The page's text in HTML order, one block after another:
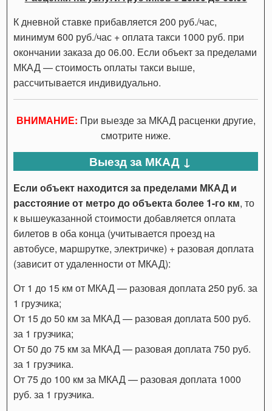
К дневной ставке прибавляется 200 руб./час,
минимум 600 руб./час + оплата такси 1000 руб. при
окончании заказа до 06.00. Если объект за пределами
МКАД — стоимость оплаты такси выше,
рассчитывается индивидуально.
ВНИМАНИЕ: При выезде за МКАД расценки другие,
смотрите ниже.
Выезд за МКАД ↓
Если объект находится за пределами МКАД и
расстояние от метро до объекта более 1-го км, то
к вышеуказанной стоимости добавляется оплата
билетов в оба конца (учитывается проезд на
автобусе, маршрутке, электричке) + разовая доплата
(зависит от удаленности от МКАД):
От 1 до 15 км от МКАД — разовая доплата 250 руб. за
1 грузчика;
От 15 до 50 км за МКАД — разовая доплата 500 руб.
за 1 грузчика;
От 50 до 75 км за МКАД — разовая доплата 750 руб.
за 1 грузчика.
От 75 до 100 км за МКАД — разовая доплата 1000
руб. за 1 грузчика.